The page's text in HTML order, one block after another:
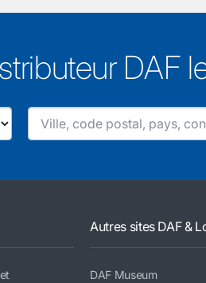
DAF
Autres sites DAF &
DAF Museum